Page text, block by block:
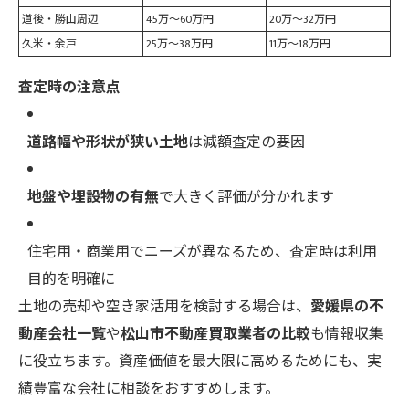
道後・勝山周辺
45万～60万円
20万～32万円
久米・余戸
25万～38万円 11万～18万円
査定時の注意点
道路幅や形状が狭い土地は減額査定の要因
地盤や埋設物の有無で大きく評価が分かれます
住宅用・商業用でニーズが異なるため、査定時は利用
目的を明確に
土地の売却や空き家活用を検討する場合は、 愛媛県の不
動産会社一覧や松山市不動産買取業者の比較も情報収集
に役立ちます。資産価値を最大限に高めるためにも、実
績豊富な会社に相談をおすすめします。